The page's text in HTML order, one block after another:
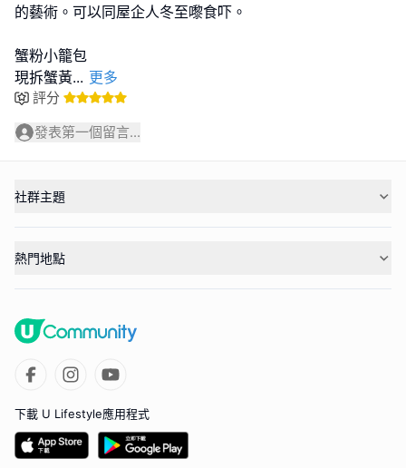
的藝術。可以同屋企人冬至嚟食吓。
蟹粉小籠包
現拆蟹黃... 更多
評分
發表第一個留言...
社群主題
熱門地點
下載 U Lifestyle應用程式